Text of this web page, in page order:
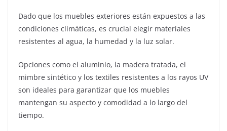
Dado que los muebles exteriores están expuestos a las
condiciones climáticas, es crucial elegir materiales
resistentes al agua, la humedad y la luz solar.
Opciones como el aluminio, la madera tratada, el
mimbre sintético y los textiles resistentes a los rayos UV
son ideales para garantizar que los muebles
mantengan su aspecto y comodidad a lo largo del
tiempo.